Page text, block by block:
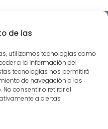
de las
utilizamos tecnologías como
a la información del
tecnologías nos permitirá
de navegación o las
consentir o retirar el
a ciertas
y
nuestra
temática que más te
de nuestras
como de noticias
tu pasión por los